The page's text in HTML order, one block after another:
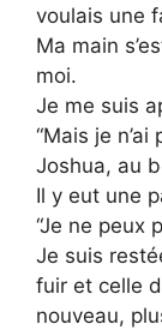
voulais une
Ma main
moi.
Je me suis
“Mais je
Joshua, au
Il y eut une
“Je ne peux
Je suis
fuir et celle
nouveau,